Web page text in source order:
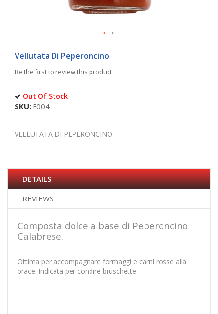
to
beginning
the
images
Vellutata Di Peperoncino
Be the first to review this product
Out Of Stock
SKU F004
VELLUTATA DI PEPERONCINO
DETAILS
REVIEWS
Composta dolce a base di Peperoncino
Calabrese.
Ottima per accompagnare formaggi e carni rosse alla
brace. Indicata per condire bruschette.